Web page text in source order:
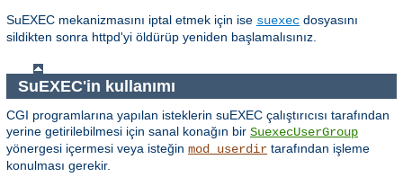
SuEXEC mekanizmasını iptal etmek için ise suexec dosyasını
sildikten sonra httpd'yi öldürüp yeniden başlamalısınız.
SuEXEC'in kullanımı
CGI programlarına yapılan isteklerin suEXEC çalıştırıcısı tarafından
yerine getirilebilmesi için sanal konağın bir SuexecUserGroup
yönergesi içermesi veya isteğin mod_userdir tarafından işleme
konulması gerekir.